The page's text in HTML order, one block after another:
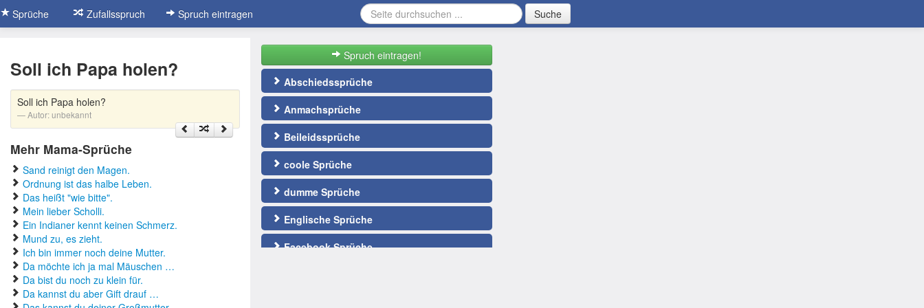
Sprüche Zufallsspruch Spruch eintragen Suche
Soll ich Papa holen?
Soll ich Papa holen?
Autor:unbekannt
Mehr Mama-Sprüche
Sand reinigt den Magen.
Ordnung ist das halbe Leben.
Das heißt "wie bitte".
Mein lieber Scholli.
Ein Indianer kennt keinen Schmerz.
Mund zu, es zieht.
Ich bin immer noch deine Mutter.
Da möchte ich ja mal Mäuschen …
Da bist du noch zu klein für.
Da kannst du aber Gift drauf …
Spruch eintragen!
Abschiedssprüche
Anmachsprüche
Beileidssprüche
coole Sprüche
dumme Sprüche
Englische Sprüche
Facebook Sprüche